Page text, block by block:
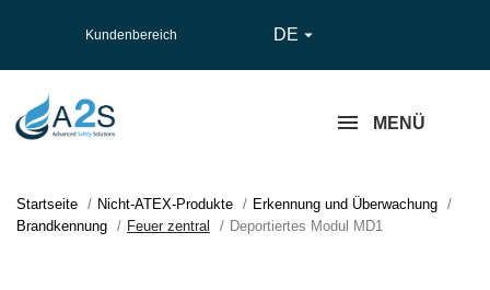
Kundenbereich DE 
MENÜ
Startseite Nicht-ATEX-Produkte
Erkennung und Überwachung
Brandkennung
Feuer zentral Deportiertes Modul MD1